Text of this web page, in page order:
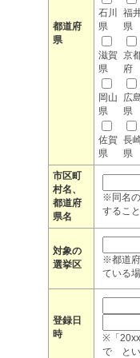
都道府
県
石川
県
福
県
滋賀
県
京
府
岡山
県
広
県
佐賀
県
長
県
市区町
村名、
都道府
県名
※同名
するこ
対象の
選挙区
※都道
ている
登録日
時
※「
で とい